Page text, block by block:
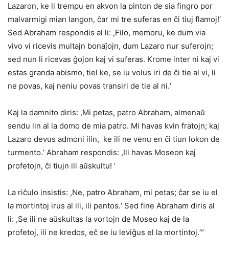
Lazaron, ke li trempu en akvon la pinton de sia fingro por
malvarmigi mian langon, ĉar mi tre suferas en ĉi tiuj flamoj!‘
Sed Abraham respondis al li: ,Filo, memoru, ke dum via
vivo vi ricevis multajn bonaĵojn, dum Lazaro nur suferojn;
sed nun li ricevas ĝojon kaj vi suferas. Krome inter ni kaj vi
estas granda abismo, tiel ke, se iu volus iri de ĉi tie al vi, li
ne povas, kaj neniu povas transiri de tie al ni.‘
Kaj la damnito diris: ,Mi petas, patro Abraham, almenaŭ
sendu lin al la domo de mia patro. Mi havas kvin fratojn; kaj
Lazaro devus admoni ilin, ke ili ne venu en ĉi tiun lokon de
turmento.‘ Abraham respondis: ,Ili havas Moseon kaj
profetojn, ĉi tiujn ili aŭskultu! ‘
La riĉulo insistis: ,Ne, patro Abraham, mi petas; ĉar se iu el
la mortintoj irus al ili, ili pentos.‘ Sed fine Abraham diris al
li: ,Se ili ne aŭskultas la vortojn de Moseo kaj de la
profetoj, ili ne kredos, eĉ se iu leviĝus el la mortintoj.‘“